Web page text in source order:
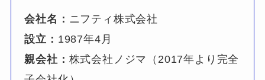
会社名： ニフティ株式会社
設立： 1987年4月
親会社： 株式会社ノジマ（2017年より完全